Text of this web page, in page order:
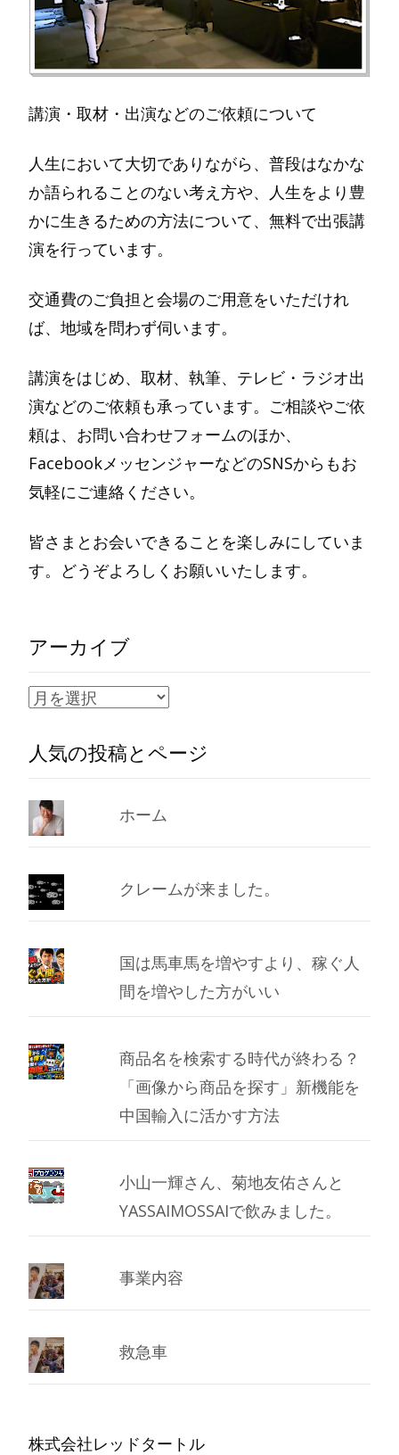
講演・取材・出演などのご依頼について
人生において大切でありながら、普段はなかな
か語られることのない考え方や、人生をより豊
かに生きるための方法について、無料で出張講
演を行っています。
交通費のご負担と会場のご用意をいただけれ
ば、地域を問わず伺います。
講演をはじめ、取材、執筆、テレビ・ラジオ出
演などのご依頼も承っています。ご相談やご依
頼は、お問い合わせフォームのほか、
FacebookメッセンジャーなどのSNSからもお
気軽にご連絡ください。
皆さまとお会いできることを楽しみにしていま
す。どうぞよろしくお願いいたします。
アーカイブ
ア
カ
イ
ブ
人気の投稿とページ
ホーム
クレームが来ました。
国は馬車馬を増やすより、稼ぐ人
間を増やした方がいい
商品名を検索する時代が終わる？
「画像から商品を探す」新機能を
中国輸入に活かす方法
小山一輝さん、菊地友佑さんと
YASSAIMOSSAIで飲みました。
事業内容
救急車
株式会社レッドタートル